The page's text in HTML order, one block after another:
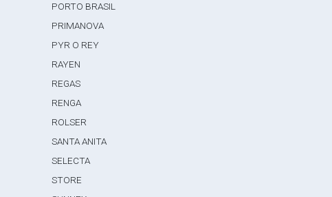
PORTO BRASIL
PRIMANOVA
PYR O REY
RAYEN
REGAS
RENGA
ROLSER
SANTA ANITA
SELECTA
STORE